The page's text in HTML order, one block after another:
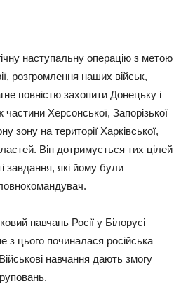
наступальну операцію з метою
розгромлення наших військ,
повністю захопити Донецьку і
Херсонської, Запорізької
зону на території Харківської,
Він дотримується тих цілей
завдання, які йому були
навчань Росії у Білорусі
цього починалася російська
навчання дають змогу